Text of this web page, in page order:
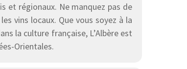
et régionaux. Ne manquez pas de
vins locaux. Que vous soyez à la
la culture française, L’Albère est
Orientales.